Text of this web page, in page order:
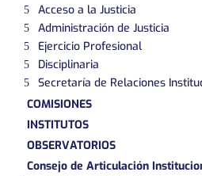
Acceso a la Justicia
Administración de Justicia
Ejercicio Profesional
Disciplinaria
Secretaría de Relaciones
COMISIONES
INSTITUTOS
OBSERVATORIOS
Consejo de Articulación